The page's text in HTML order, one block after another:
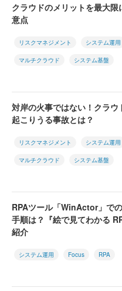
クラウドのメリットを最大限
意点
リスクマネジメント システム運用
マルチクラウド システム基盤
対岸の火事ではない！クラウ
起こりうる事故とは？
リスクマネジメント システム運用
マルチクラウド システム基盤
RPAツール「WinActor」で
手順は？『絵で見てわかる
紹介
システム運用 Focus RPA